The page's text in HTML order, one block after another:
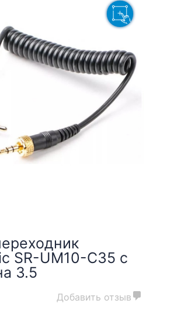
SR-UM10-C35 с
3.5
Добавить отзыв